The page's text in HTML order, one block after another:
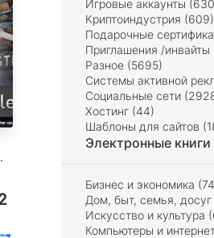
Игровые аккаунты
Криптоиндустрия (609)
Подарочные
Приглашения /инвайты
Разное (5695)
Системы активной
Социальные сети
Хостинг (44)
Шаблоны для сайтов
Электронные
Бизнес и экономика
Дом, быт, семья, досуг
Искусство и культура
Компьютеры и